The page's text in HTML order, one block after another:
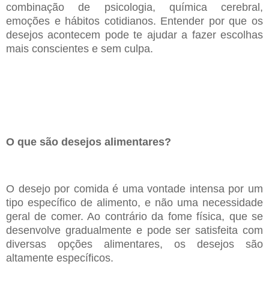
combinação de psicologia, química cerebral,
emoções e hábitos cotidianos. Entender por que os
desejos acontecem pode te ajudar a fazer escolhas
mais conscientes e sem culpa.
O que são desejos alimentares?
O desejo por comida é uma vontade intensa por um
tipo específico de alimento, e não uma necessidade
geral de comer. Ao contrário da fome física, que se
desenvolve gradualmente e pode ser satisfeita com
diversas opções alimentares, os desejos são
altamente específicos.